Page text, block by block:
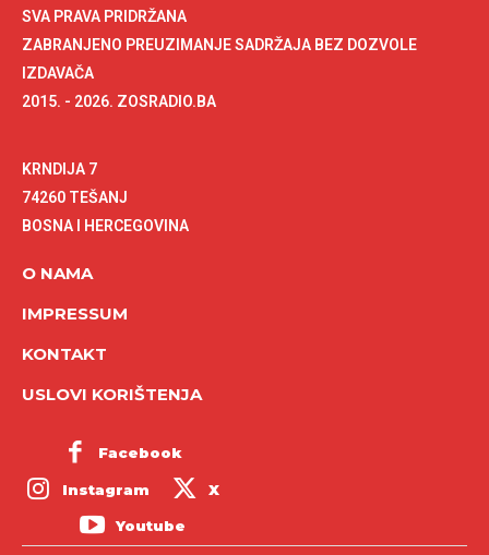
SVA PRAVA PRIDRŽANA
ZABRANJENO PREUZIMANJE SADRŽAJA BEZ DOZVOLE
IZDAVAČA
2015. - 2026. ZOSRADIO.BA
KRNDIJA 7
74260 TEŠANJ
BOSNA I HERCEGOVINA
O NAMA
IMPRESSUM
KONTAKT
USLOVI KORIŠTENJA
Facebook
Instagram X
Youtube